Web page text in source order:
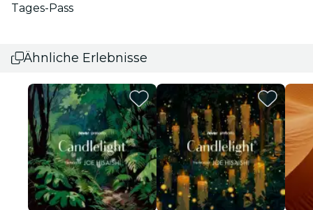
Tages-Pass
Ähnliche Erlebnisse